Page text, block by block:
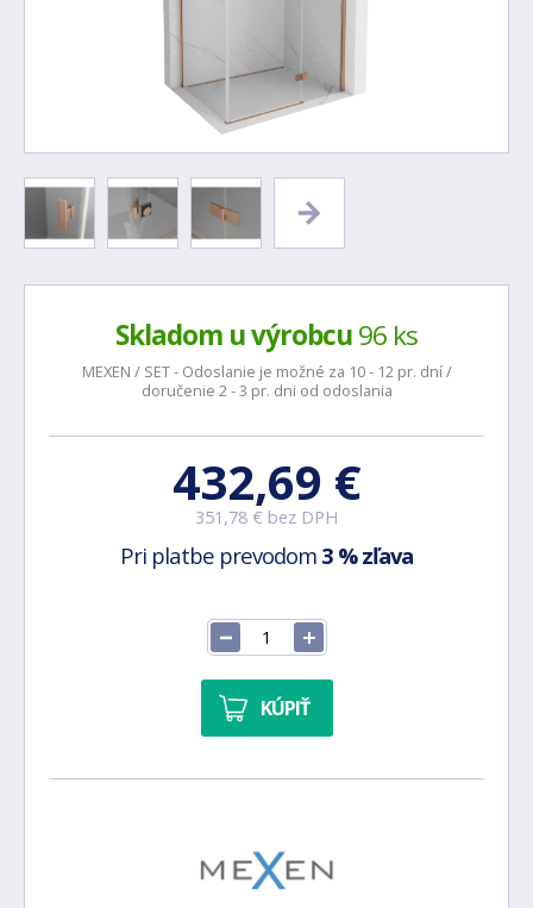
Skladom u výrobcu96 ks
MEXEN / SET - Odoslanie je možné za 10 - 12 pr. dní /
doručenie 2 - 3 pr. dni od odoslania
432,69 €
351,78 € bez DPH
Pri platbe prevodom 3 % zľava
KÚPIŤ